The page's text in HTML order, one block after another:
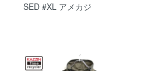
SED #XL アメカジ